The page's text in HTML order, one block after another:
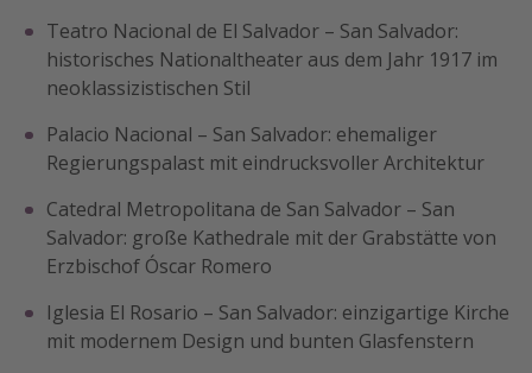
Teatro Nacional de El Salvador – San Salvador:
historisches Nationaltheater aus dem Jahr 1917 im
neoklassizistischen Stil
Palacio Nacional – San Salvador: ehemaliger
Regierungspalast mit eindrucksvoller Architektur
Catedral Metropolitana de San Salvador – San
Salvador: große Kathedrale mit der Grabstätte von
Erzbischof Óscar Romero
Iglesia El Rosario – San Salvador: einzigartige Kirche
mit modernem Design und bunten Glasfenstern